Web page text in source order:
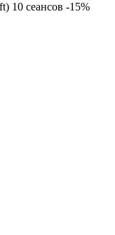
10 сеансов -15%